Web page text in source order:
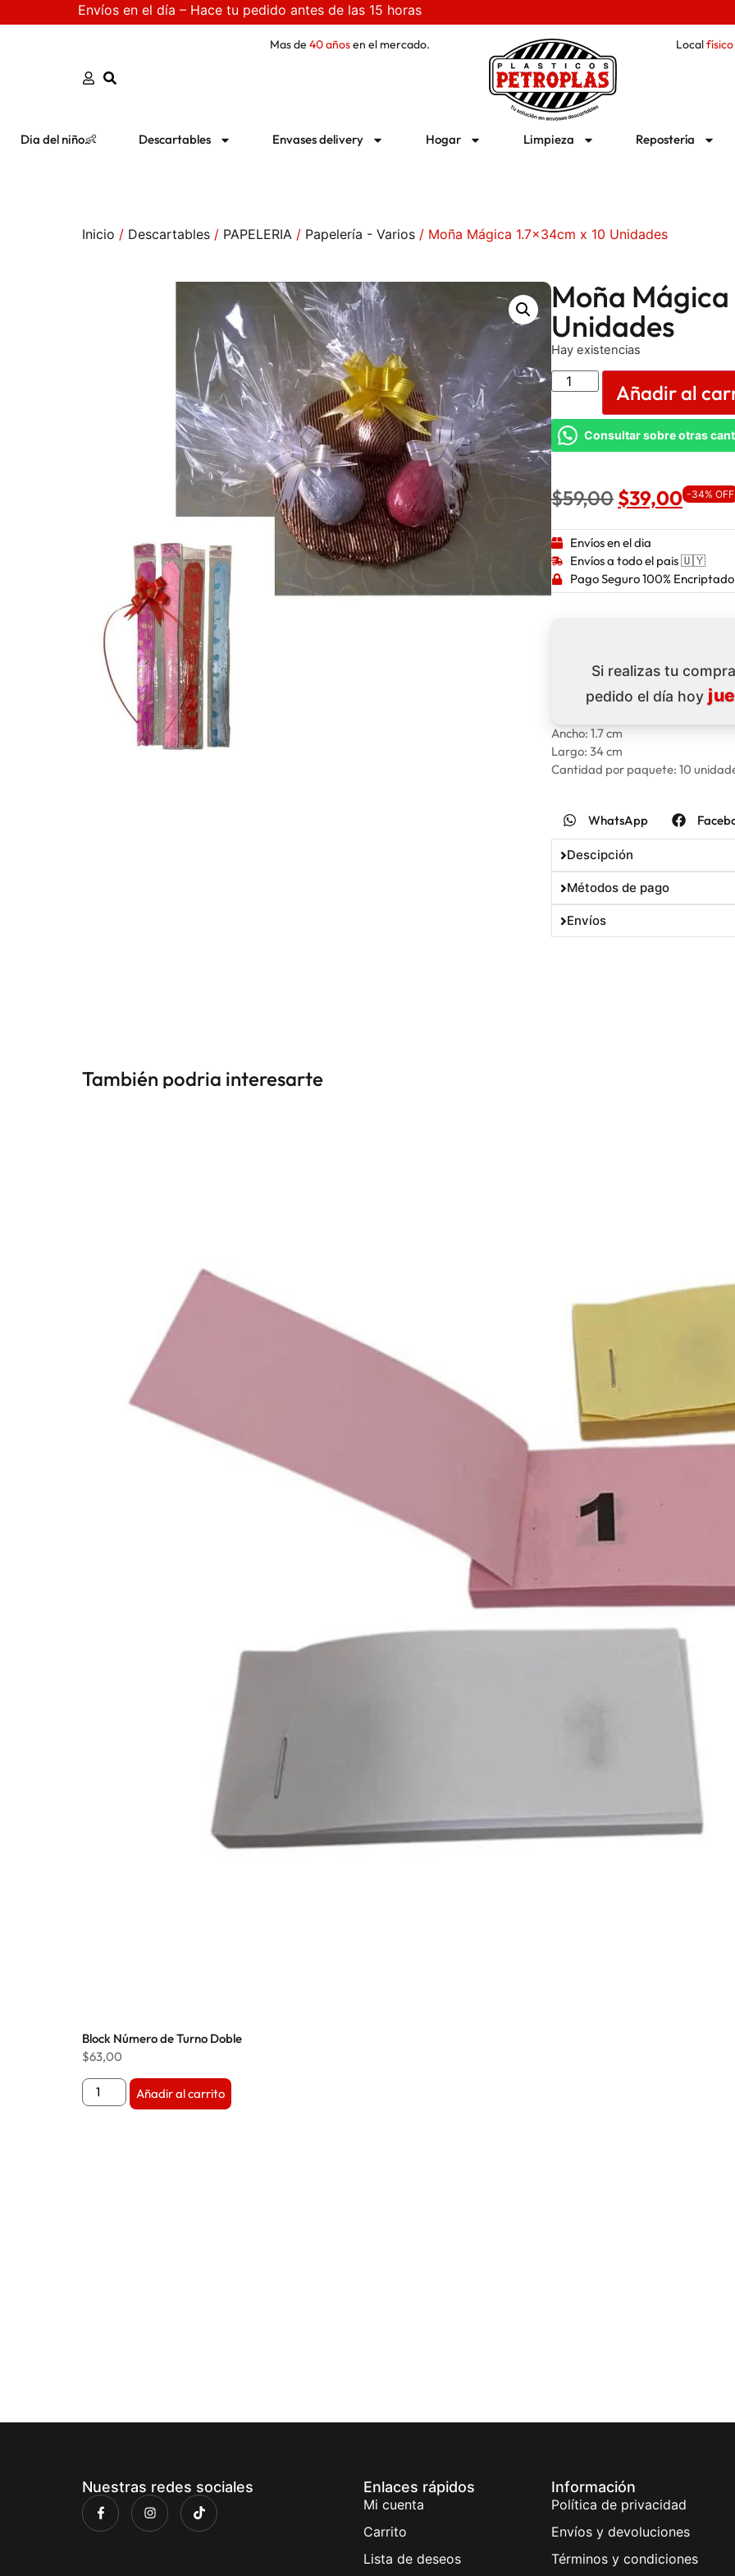
Envíos en el día – Hace tu pedido antes de las 15 horas
Mas de 40 añosen el mercado. Localfísico
Dia del niño👶 Descartables Envases delivery Hogar Limpieza Repostería
Inicio / Descartables / PAPELERIA / Papelería - Varios / Moña Mágica 1.7x34cm x 10 Unidades
Moña Mágica
Unidades
Hay existencias
Añadir al
Consultar sobre otras
$59,00 $39,00 -34% OFF
Envíos en el dia
Envíos a todo el pais 🇺🇾
Pago Seguro 100% Encriptado
Si realizas tu
pedido el día hoy
Ancho: 1.7 cm
Largo: 34 cm
Cantidad por paquete: 10
WhatsApp
Descipción
Métodos de pago
Envíos
También podria interesarte
Block Número de Turno Doble
$63,00
Añadir al carrito
Nuestras redes sociales Enlaces rápidos
Mi cuenta
Carrito
Lista de deseos
Información
Política de privacidad
Envíos y devoluciones
Términos y condiciones